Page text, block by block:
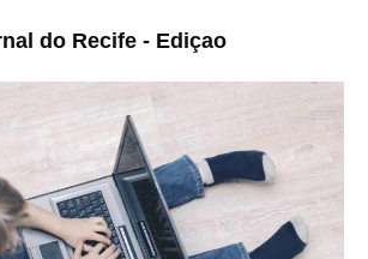
do Recife - Ediçao